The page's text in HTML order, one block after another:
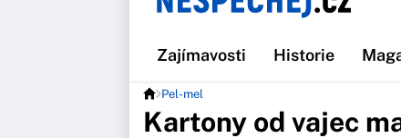
Zajímavosti Historie
Pel-mel
Kartony od vajec